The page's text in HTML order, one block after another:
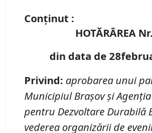
Conținut :
HOTĂRÂREA
din data de
Privind: aprobarea unui
Municipiul Braşov şi
pentru Dezvoltare Durabilă
vederea organizării de